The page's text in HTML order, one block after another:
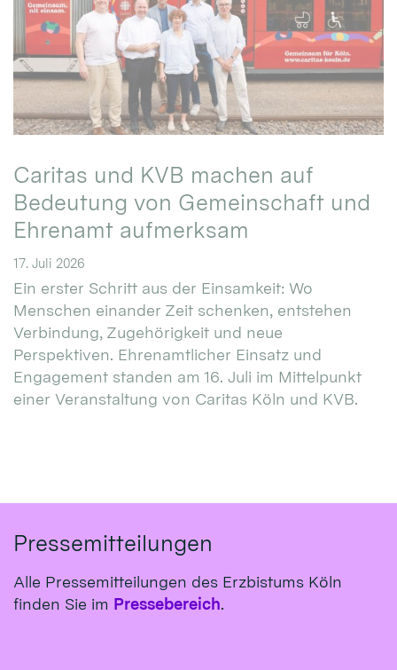
Caritas und KVB machen auf
Bedeutung von Gemeinschaft und
Ehrenamt aufmerksam
17. Juli 2026
Ein erster Schritt aus der Einsamkeit: Wo
Menschen einander Zeit schenken, entstehen
Verbindung, Zugehörigkeit und neue
Perspektiven. Ehrenamtlicher Einsatz und
Engagement standen am 16. Juli im Mittelpunkt
einer Veranstaltung von Caritas Köln und KVB.
Pressemitteilungen
Alle Pressemitteilungen des Erzbistums Köln
finden Sie im Pressebereich.